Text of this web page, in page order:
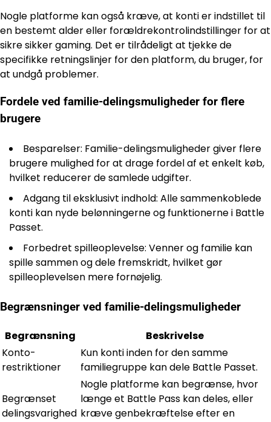
Nogle platforme kan også kræve, at konti er indstillet til
en bestemt alder eller forældrekontrolindstillinger for at
sikre sikker gaming. Det er tilrådeligt at tjekke de
specifikke retningslinjer for den platform, du bruger, for
at undgå problemer.
Fordele ved familie-delingsmuligheder for flere
brugere
Besparelser: Familie-delingsmuligheder giver flere
brugere mulighed for at drage fordel af et enkelt køb,
hvilket reducerer de samlede udgifter.
Adgang til eksklusivt indhold: Alle sammenkoblede
konti kan nyde belønningerne og funktionerne i Battle
Passet.
Forbedret spilleoplevelse: Venner og familie kan
spille sammen og dele fremskridt, hvilket gør
spilleoplevelsen mere fornøjelig.
Begrænsninger ved familie-delingsmuligheder
Begrænsning
Beskrivelse
Konto-
restriktioner
Kun konti inden for den samme
familiegruppe kan dele Battle Passet.
Begrænset
delingsvarighed
Nogle platforme kan begrænse, hvor
længe et Battle Pass kan deles, eller
kræve genbekræftelse efter en